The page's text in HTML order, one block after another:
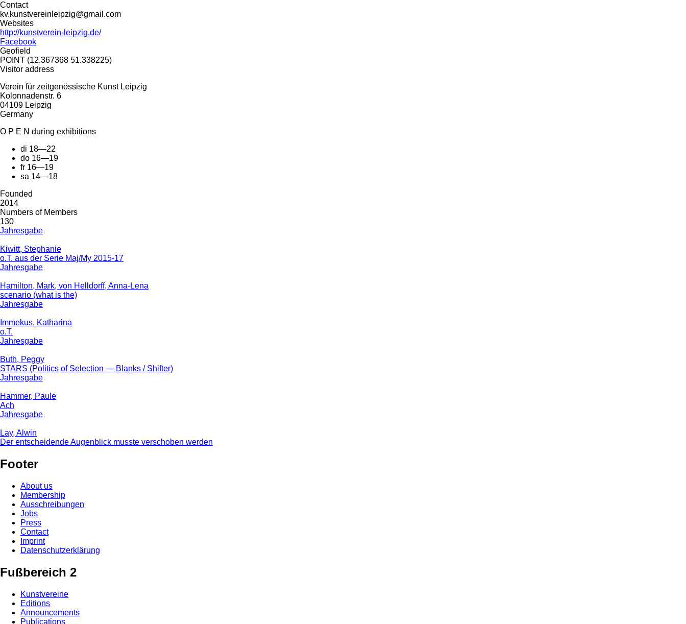
Contact
kv.kunstvereinleipzig@gmail.com
Websites
http://kunstverein-leipzig.de/
Facebook
Geofield
POINT (12.367368 51.338225)
Visitor address
Verein für zeitgenössische Kunst Leipzig
Kolonnadenstr. 6
04109 Leipzig
Germany
O P E N during exhibitions
di 18—22
do 16—19
fr 16—19
sa 14—18
Founded
2014
Numbers of Members
130
Jahresgabe
Kiwitt, Stephanie
o.T. aus der Serie Maj/My 2015-17
Jahresgabe
Hamilton, Mark, von Helldorff, Anna-Lena
scenario (what is the)
Jahresgabe
Immekus, Katharina
o.T.
Jahresgabe
Buth, Peggy
STARS (Politics of Selection — Blanks / Shifter)
Jahresgabe
Hammer, Paule
Ach
Jahresgabe
Lay, Alwin
Der entscheidende Augenblick musste verschoben werden
Footer
About us
Membership
Ausschreibungen
Jobs
Press
Contact
Imprint
Datenschutzerklärung
Fußbereich 2
Kunstvereine
Editions
Announcements
Publications